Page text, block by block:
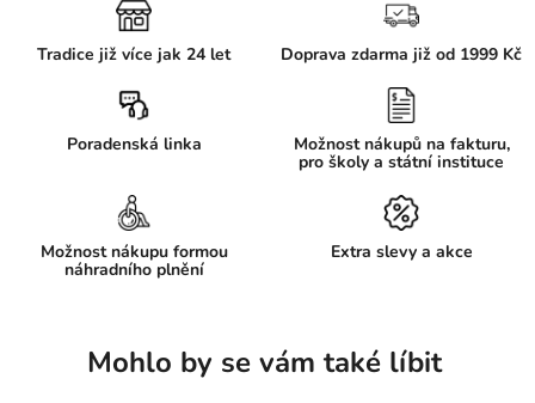
Tradice již více jak 24 let Doprava zdarma již od 1999 Kč
Poradenská linka Možnost nákupů na fakturu,
pro školy a státní instituce
Možnost nákupu formou
náhradního plnění
Extra slevy a akce
Mohlo by se vám také líbit